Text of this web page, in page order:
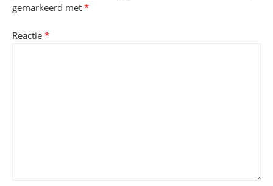
gemarkeerd met *
Reactie *